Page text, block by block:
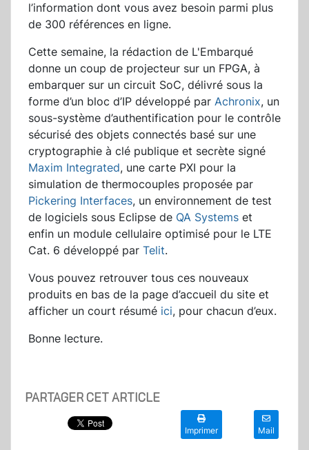
l’information dont vous avez besoin parmi plus
de 300 références en ligne.
Cette semaine, la rédaction de L'Embarqué
donne un coup de projecteur sur un FPGA, à
embarquer sur un circuit SoC, délivré sous la
forme d’un bloc d’IP développé par Achronix, un
sous-système d’authentification pour le contrôle
sécurisé des objets connectés basé sur une
cryptographie à clé publique et secrète signé
Maxim Integrated, une carte PXI pour la
simulation de thermocouples proposée par
Pickering Interfaces, un environnement de test
de logiciels sous Eclipse de QA Systems et
enfin un module cellulaire optimisé pour le LTE
Cat. 6 développé par Telit.
Vous pouvez retrouver tous ces nouveaux
produits en bas de la page d’accueil du site et
afficher un court résumé ici, pour chacun d’eux.
Bonne lecture.
PARTAGER CET ARTICLE
Imprimer Mail